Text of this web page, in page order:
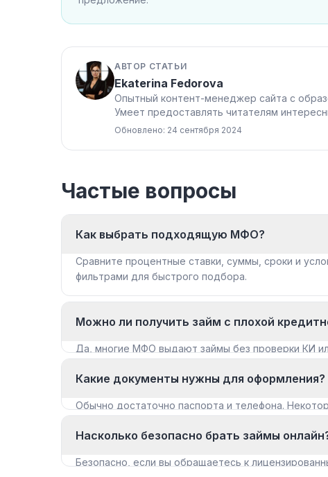
АВТОР СТАТЬИ
Ekaterina Fedorova
Опытный контент-менеджер сайта с
Умеет предоставлять читателям
Обновлено: 24 сентября 2024
Частые вопросы
Как выбрать подходящую МФО?
Сравните процентные ставки, суммы, сроки и
фильтрами для быстрого подбора.
Можно ли получить займ с плохой
Да, многие МФО выдают займы без проверки КИ
Какие документы нужны для оформления?
Обычно достаточно паспорта и телефона.
Насколько безопасно брать займы
Безопасно, если вы обращаетесь к